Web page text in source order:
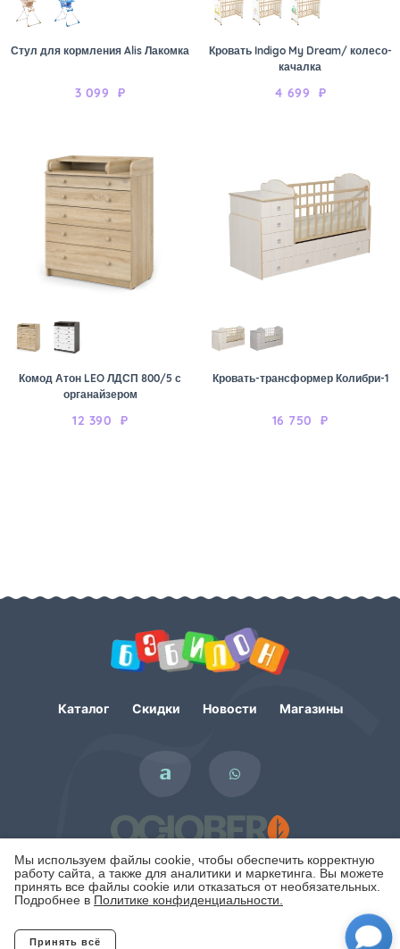
Мы используем файлы cookie, чтобы обеспечить корректную
работу сайта, а также для аналитики и маркетинга. Вы можете
принять все файлы cookie или отказаться от необязательных.
Подробнее в Политике конфиденциальности.
Принять всё
Стул для кормления Alis Лакомка
3 099 ₽
Кровать Indigo My Dream/ колесо-
качалка
4 699 ₽
Комод Атон LEO ЛДСП 800/5 с
органайзером
12 390 ₽
Кровать-трансформер Колибри-1
16 750 ₽
Каталог Скидки Новости Магазины
Политика конфиденциальности